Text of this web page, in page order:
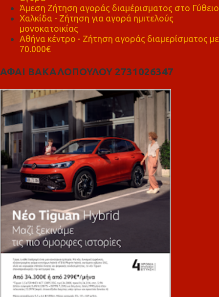
Άμεση Ζήτηση αγοράς διαμέρισματος στο Γύθειο
Χαλκίδα - Ζήτηση για αγορά ημιτελούς
μονοκατοικίας
Αθήνα κέντρο - Ζήτηση αγοράς διαμερίσματος με
70.000€
ΑΦΑΙ ΒΑΚΑΛΟΠΟΥΛΟΥ 2731026347